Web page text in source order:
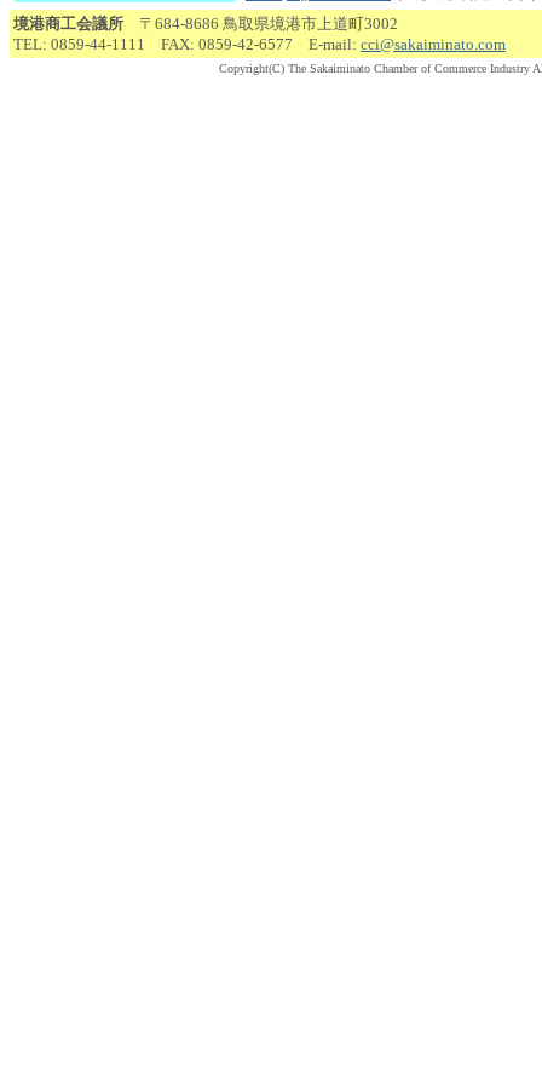
境港商工会議所 〒684-8686 鳥取県境港市上道町3002
TEL: 0859-44-1111 FAX: 0859-42-6577 E-mail: cci@sakaiminato.com
Copyright(C) The Sakaiminato Chamber of Commerce Industry